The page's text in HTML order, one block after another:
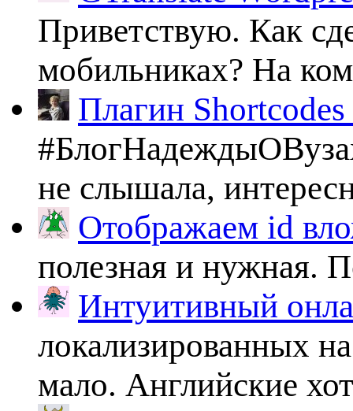
Приветствую. Как
мобильниках? На
Плагин
не слышала,
Отображаем id
полезная и нужная.
Интуитивный
локализированных
мало. Английские